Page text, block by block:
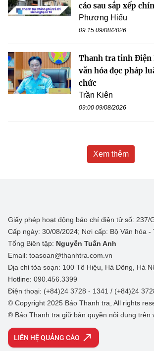
cáo sau sắp xếp
Phương Hiếu
09:15 09/08/2026
Thanh tra tỉnh Điện
văn hóa đọc pháp
chức
Trần Kiên
09:00 09/08/2026
Xem thêm
Giấy phép hoạt động báo chí điện tử số: 237/
Cấp ngày: 30/08/2024; Nơi cấp: Bộ Văn hóa -
Tổng Biên tập: Nguyễn Tuấn Anh
Email: toasoan@thanhtra.com.vn
Địa chỉ tòa soạn: 100 Tô Hiệu, Hà Đông, Hà
Hotline: 090.456.3399
Điện thoại: (+84)24 3728 - 1341 / (+84)24
© Copyright 2025 Báo Thanh tra, All rights
® Báo Thanh tra giữ bản quyền nội dung trên
LIÊN HỆ QUẢNG CÁO